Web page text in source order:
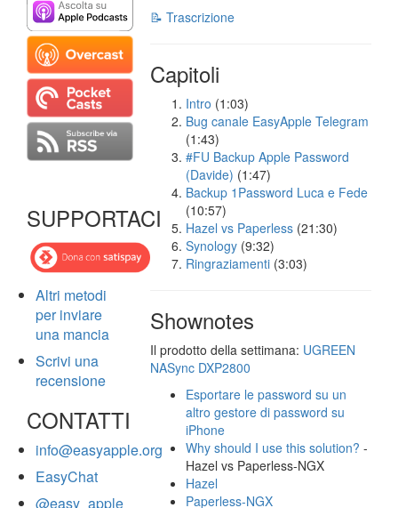
SUPPORTACI
Altri metodi
per inviare
una mancia
Scrivi una
recensione
CONTATTI
info@easyapple.org
EasyChat
@easy_apple
📝 Trascrizione
Capitoli
Intro (1:03)
Bug canale EasyApple Telegram
(1:43)
#FU Backup Apple Password
(Davide) (1:47)
Backup 1Password Luca e Fede
(10:57)
Hazel vs Paperless (21:30)
Synology (9:32)
Ringraziamenti (3:03)
Shownotes
Il prodotto della settimana: UGREEN
NASync DXP2800
Esportare le password su un
altro gestore di password su
iPhone
Why should I use this solution? -
Hazel vs Paperless-NGX
Hazel
Paperless-NGX